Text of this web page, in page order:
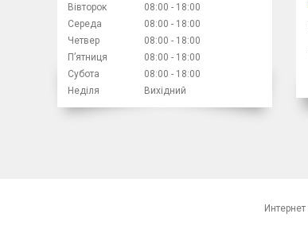
Вівторок
08:00
18:00
Середа
08:00
18:00
Четвер
08:00
18:00
Пʼятниця
08:00
18:00
Субота
08:00
18:00
Неділя
Вихідний